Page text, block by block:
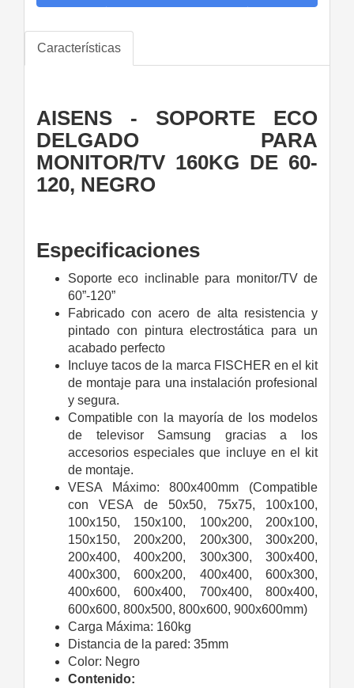
Características
AISENS - SOPORTE ECO
DELGADO PARA
MONITOR/TV 160KG DE 60-
120, NEGRO
Especificaciones
Soporte eco inclinable para monitor/TV de
60”-120”
Fabricado con acero de alta resistencia y
pintado con pintura electrostática para un
acabado perfecto
Incluye tacos de la marca FISCHER en el kit
de montaje para una instalación profesional
y segura.
Compatible con la mayoría de los modelos
de televisor Samsung gracias a los
accesorios especiales que incluye en el kit
de montaje.
VESA Máximo: 800x400mm (Compatible
con VESA de 50x50, 75x75, 100x100,
100x150, 150x100, 100x200, 200x100,
150x150, 200x200, 200x300, 300x200,
200x400, 400x200, 300x300, 300x400,
400x300, 600x200, 400x400, 600x300,
400x600, 600x400, 700x400, 800x400,
600x600, 800x500, 800x600, 900x600mm)
Carga Máxima: 160kg
Distancia de la pared: 35mm
Color: Negro
Contenido: